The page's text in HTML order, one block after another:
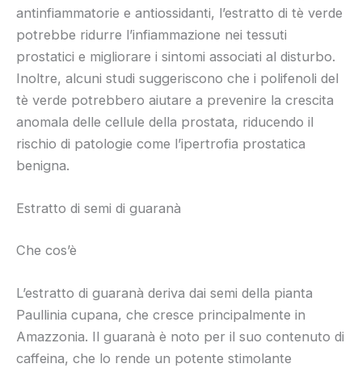
antinfiammatorie e antiossidanti, l’estratto di tè verde
potrebbe ridurre l’infiammazione nei tessuti
prostatici e migliorare i sintomi associati al disturbo.
Inoltre, alcuni studi suggeriscono che i polifenoli del
tè verde potrebbero aiutare a prevenire la crescita
anomala delle cellule della prostata, riducendo il
rischio di patologie come l’ipertrofia prostatica
benigna.
Estratto di semi di guaranà
Che cos’è
L’estratto di guaranà deriva dai semi della pianta
Paullinia cupana, che cresce principalmente in
Amazzonia. Il guaranà è noto per il suo contenuto di
caffeina, che lo rende un potente stimolante